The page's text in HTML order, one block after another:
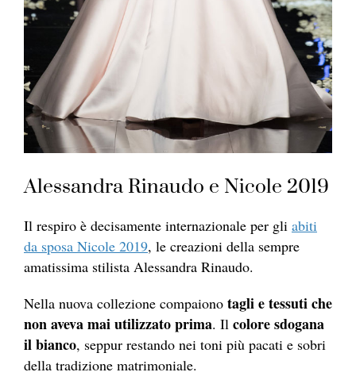
Alessandra Rinaudo e Nicole 2019
Il respiro è decisamente internazionale per gli abiti
da sposa Nicole 2019, le creazioni della sempre
amatissima stilista Alessandra Rinaudo.
Nella nuova collezione compaiono tagli e tessuti che
non aveva mai utilizzato prima. Il colore sdogana
il bianco, seppur restando nei toni più pacati e sobri
della tradizione matrimoniale.